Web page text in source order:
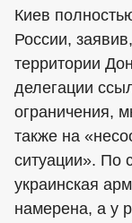
Киев
России,
территории
делегации
ограничения,
также на
ситуации». По
украинская
намерена, а у